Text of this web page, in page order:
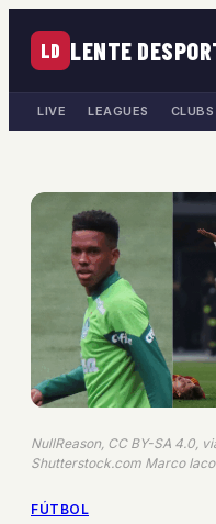
LD LENTE
LIVE LEAGUES CLUBS
NullReason, CC BY-SA 4.0,
Shutterstock.com Marco
FÚTBOL